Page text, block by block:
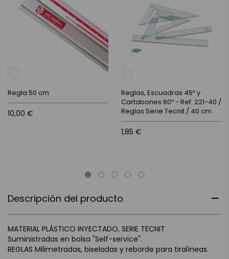
Descripción del producto
MATERIAL PLÁSTICO INYECTADO, SERIE TECNIT
Suministradas en bolsa "Self-service".
REGLAS Milimetradas, biseladas y reborde para tiralíneas.
Regla 50 cm
10,00 €
Reglas, Escuadras 45º y
Cartabones 60º - Ref. 221-40 /
Reglas Serie Tecnit / 40 cm
1,85 €